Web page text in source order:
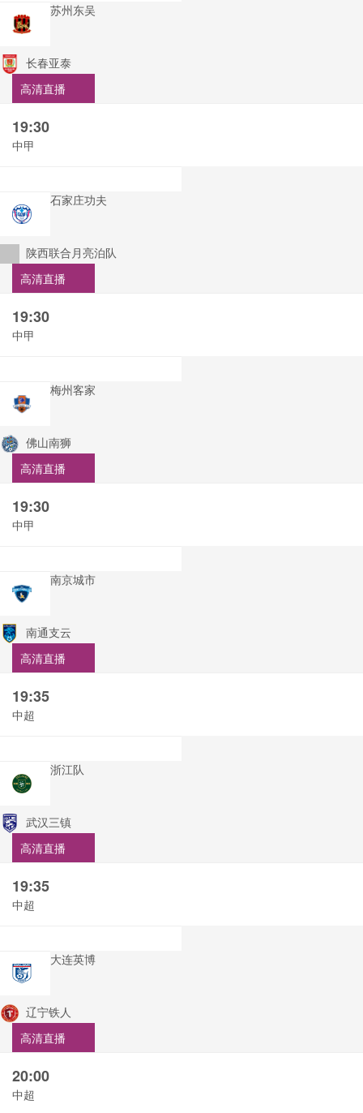
苏州东吴
长春亚泰
高清直播
19:30
中甲
石家庄功夫
陕西联合月亮泊队
高清直播
19:30
中甲
梅州客家
佛山南狮
高清直播
19:30
中甲
南京城市
南通支云
高清直播
19:35
中超
浙江队
武汉三镇
高清直播
19:35
中超
大连英博
辽宁铁人
高清直播
20:00
中超